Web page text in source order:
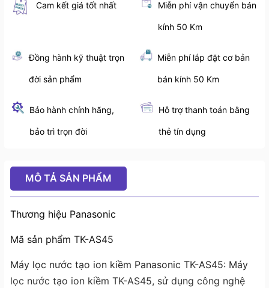
Cam kết giá tốt nhất Miễn phí vận chuyển bán
kính 50 Km
Đồng hành kỹ thuật trọn
đời sản phẩm
Miễn phí lắp đặt cơ bản
bán kính 50 Km
Bảo hành chính hãng,
bảo trì trọn đời
Hỗ trợ thanh toán bằng
thẻ tín dụng
MÔ TẢ SẢN PHẨM
Thương hiệu Panasonic
Mã sản phẩm TK-AS45
Máy lọc nước tạo ion kiềm Panasonic TK-AS45: Máy
lọc nước tạo ion kiềm TK-AS45, sử dụng công nghệ